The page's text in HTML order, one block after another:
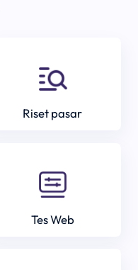
Riset pasar
Tes Web